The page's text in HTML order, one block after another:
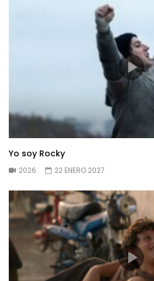
Yo soy Rocky
2026 22 ENERO 2027